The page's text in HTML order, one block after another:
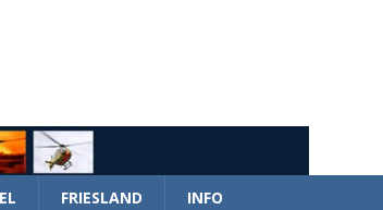
FRIESLAND INFO